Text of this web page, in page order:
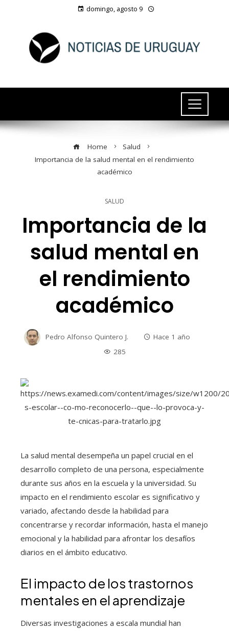
domingo, agosto 9
Home
Salud
Importancia de la salud mental en el rendimiento
académico
SALUD
Importancia de la
salud mental en
el rendimiento
académico
Pedro Alfonso Quintero J.
Hace 1 año
285
La salud mental desempeña un papel crucial en el
desarrollo completo de una persona, especialmente
durante sus años en la escuela y la universidad. Su
impacto en el rendimiento escolar es significativo y
variado, afectando desde la habilidad para
concentrarse y recordar información, hasta el manejo
emocional y la habilidad para afrontar los desafíos
diarios en el ámbito educativo.
El impacto de los trastornos
mentales en el aprendizaje
Diversas investigaciones a escala mundial han